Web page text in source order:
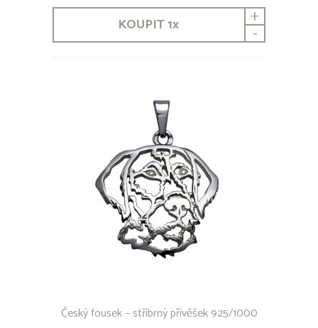
Beauceron
Bernardýn
Cane Corso
KOUPIT1x +
-
Český fousek – stříbrný přívěšek 925/1000